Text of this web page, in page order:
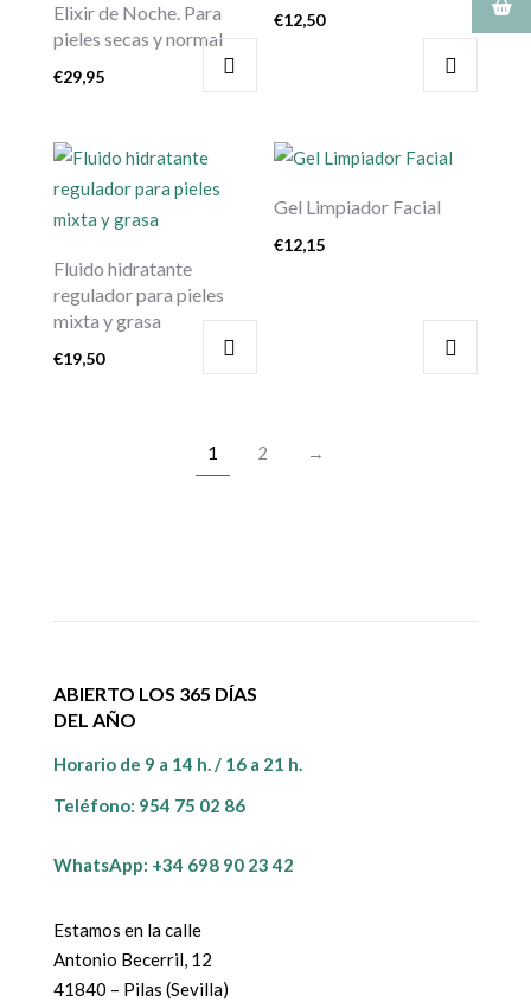
Elixir de Noche. Para
pieles secas y normal
€29,95
€12,50
Fluido hidratante
regulador para pieles
mixta y grasa
€19,50
Gel Limpiador Facial
€12,15
1 2 →
ABIERTO LOS 365 DÍAS
DEL AÑO
Horario de 9 a 14 h. / 16 a 21 h.
Teléfono: 954 75 02 86
WhatsApp: +34 698 90 23 42
Estamos en la calle
Antonio Becerril, 12
41840 – Pilas (Sevilla)